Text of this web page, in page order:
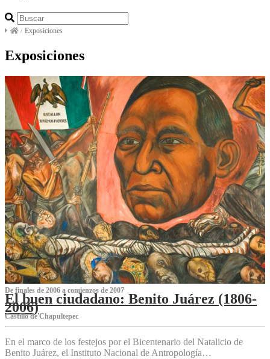
/ Exposiciones
Exposiciones
De finales de 2006 a comienzos de 2007
El buen ciudadano: Benito Juárez (1806-
2006)
Castillo de Chapultepec
En el marco de los festejos por el Bicentenario del Natalicio de
Benito Juárez, el Instituto Nacional de Antropología…